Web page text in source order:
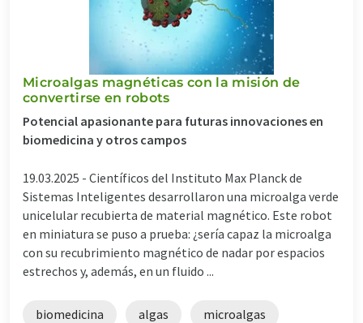
Microalgas magnéticas con la misión de
convertirse en robots
Potencial apasionante para futuras innovaciones en
biomedicina y otros campos
19.03.2025 - Científicos del Instituto Max Planck de
Sistemas Inteligentes desarrollaron una microalga verde
unicelular recubierta de material magnético. Este robot
en miniatura se puso a prueba: ¿sería capaz la microalga
con su recubrimiento magnético de nadar por espacios
estrechos y, además, en un fluido ...
biomedicina algas microalgas